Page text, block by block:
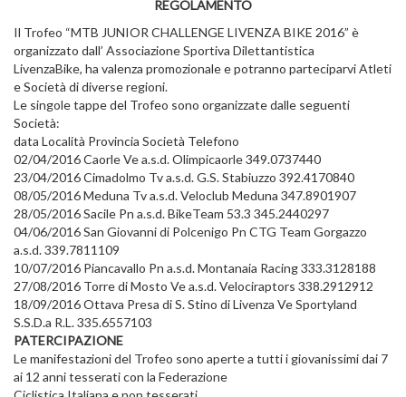
REGOLAMENTO
Il Trofeo “MTB JUNIOR CHALLENGE LIVENZA BIKE 2016” è
organizzato dall’ Associazione Sportiva Dilettantistica
LivenzaBike, ha valenza promozionale e potranno parteciparvi Atleti
e Società di diverse regioni.
Le singole tappe del Trofeo sono organizzate dalle seguenti
Società:
data Località Provincia Società Telefono
02/04/2016 Caorle Ve a.s.d. Olimpicaorle 349.0737440
23/04/2016 Cimadolmo Tv a.s.d. G.S. Stabiuzzo 392.4170840
08/05/2016 Meduna Tv a.s.d. Veloclub Meduna 347.8901907
28/05/2016 Sacile Pn a.s.d. BikeTeam 53.3 345.2440297
04/06/2016 San Giovanni di Polcenigo Pn CTG Team Gorgazzo
a.s.d. 339.7811109
10/07/2016 Piancavallo Pn a.s.d. Montanaia Racing 333.3128188
27/08/2016 Torre di Mosto Ve a.s.d. Velociraptors 338.2912912
18/09/2016 Ottava Presa di S. Stino di Livenza Ve Sportyland
S.S.D.a R.L. 335.6557103
PATERCIPAZIONE
Le manifestazioni del Trofeo sono aperte a tutti i giovanissimi dai 7
ai 12 anni tesserati con la Federazione